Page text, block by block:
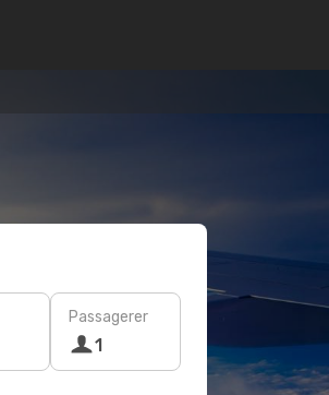
Passagerer
1